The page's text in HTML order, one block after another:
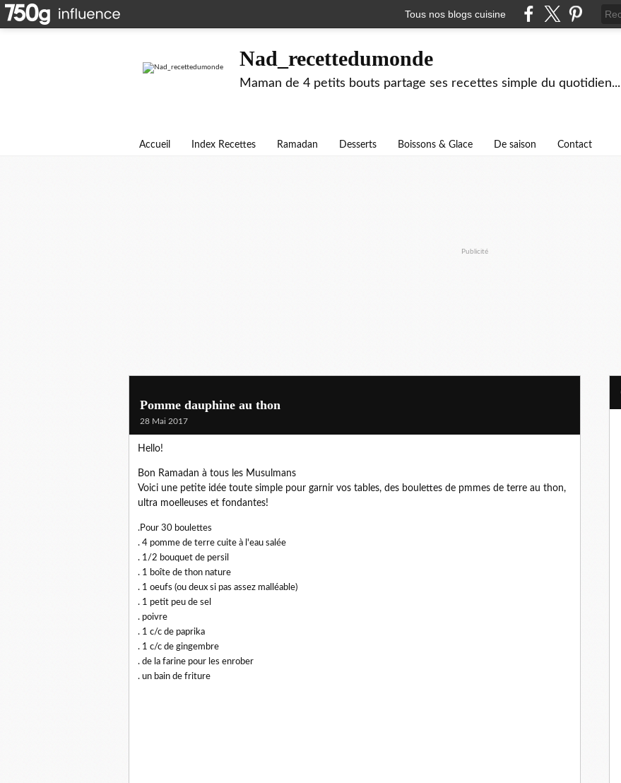
Tous nos blogs cuisine
Nad_recettedumonde
Maman de 4 petits bouts partage ses recettes simple du quotidien...
Accueil Index Recettes Ramadan Desserts Boissons & Glace De saison Contact
Publicité
Pomme dauphine au thon
28 Mai 2017
Hello!
Bon Ramadan à tous les Musulmans
Voici une petite idée toute simple pour garnir vos tables, des boulettes de pmmes de terre au thon,
ultra moelleuses et fondantes!
.Pour 30 boulettes
. 4 pomme de terre cuite à l'eau salée
. 1/2 bouquet de persil
. 1 boîte de thon nature
. 1 oeufs (ou deux si pas assez malléable)
. 1 petit peu de sel
. poivre
. 1 c/c de paprika
. 1 c/c de gingembre
. de la farine pour les enrober
. un bain de friture